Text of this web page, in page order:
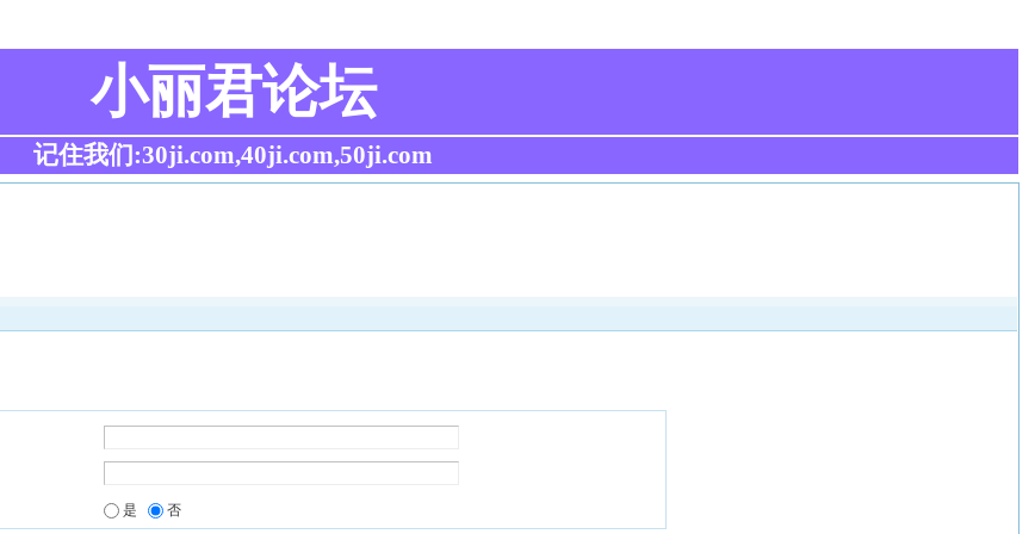
小丽君论坛
记住我们:30ji.com,40ji.com,50ji.com
是 否